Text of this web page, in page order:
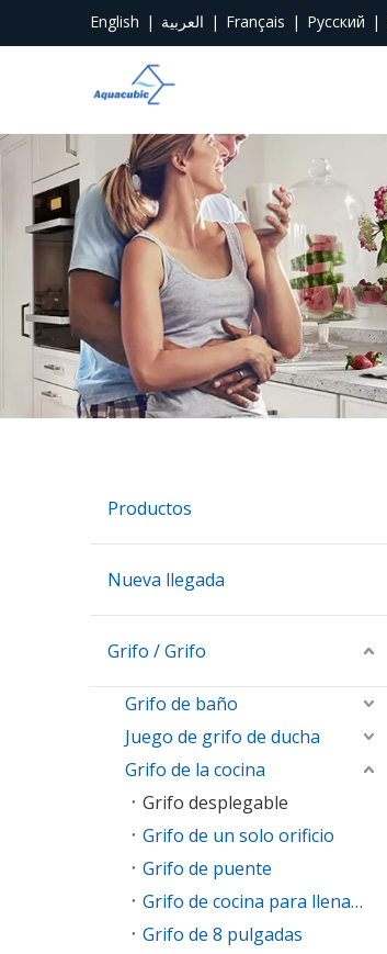
English | العربية | Français | Pусский |
Productos
Nueva llegada
Grifo / Grifo
Grifo de baño
Juego de grifo de ducha
Grifo de la cocina
Grifo desplegable
Grifo de un solo orificio
Grifo de puente
Grifo de cocina para llenar ollas
Grifo de 8 pulgadas